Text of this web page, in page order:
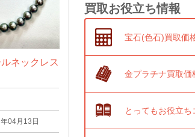
ネックレス
04月13日
買取お役立ち情報
宝石(色石)買取価
金プラチナ買取価
とってもお役立ち